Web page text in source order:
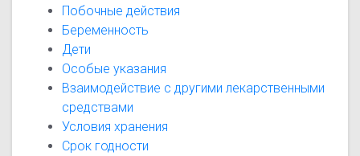
Побочные действия
Беременность
Дети
Особые указания
Взаимодействие с другими лекарственными
средствами
Условия хранения
Срок годности